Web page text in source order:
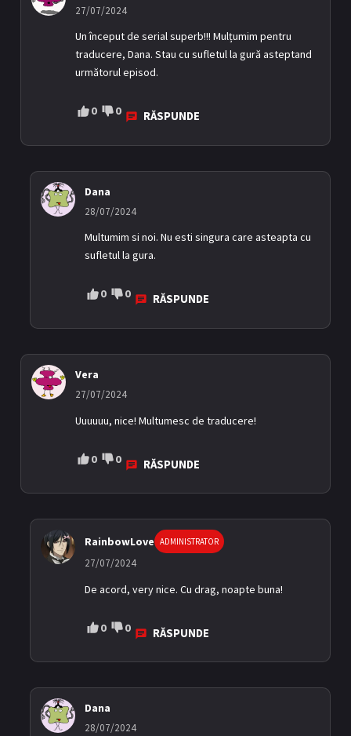
27/07/2024
Un început de serial superb!!! Mulțumim pentru
traducere, Dana. Stau cu sufletul la gură asteptand
următorul episod.
0 0 RĂSPUNDE
Dana
28/07/2024
Multumim si noi. Nu esti singura care asteapta cu
sufletul la gura.
0 0 RĂSPUNDE
Vera
27/07/2024
Uuuuuu, nice! Multumesc de traducere!
0 0 RĂSPUNDE
RainbowLove ADMINISTRATOR
27/07/2024
De acord, very nice. Cu drag, noapte buna!
0 0 RĂSPUNDE
Dana
28/07/2024